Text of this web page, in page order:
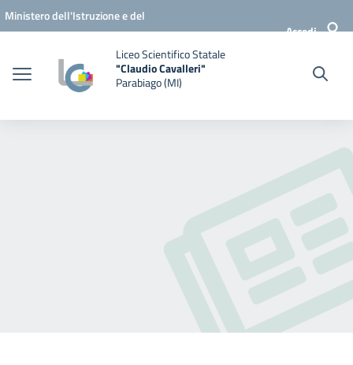
Vai ai contenuti
Vai al menu di navigazione
Vai al footer
Ministero dell'Istruzione e del
Accedi
Liceo Scientifico Statale
"Claudio Cavalleri"
Parabiago (MI)